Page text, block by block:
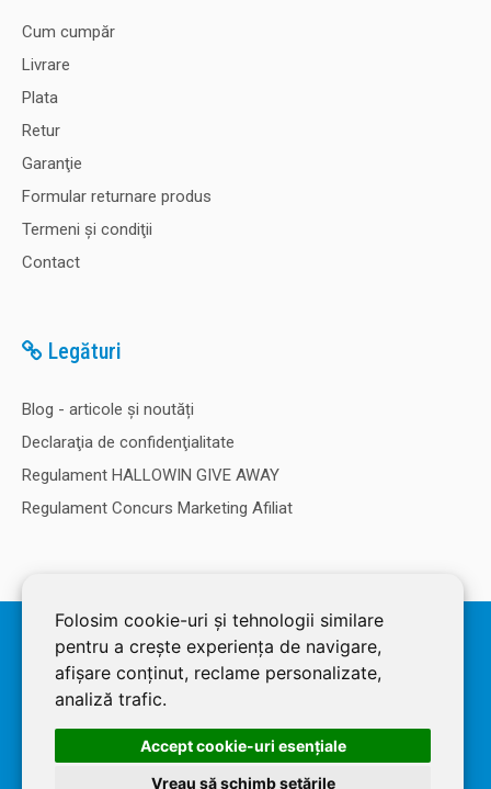
Folosim cookie-uri și tehnologii similare
pentru a crește experiența de navigare,
afișare conținut, reclame personalizate,
analiză trafic.
Accept cookie-uri esenţiale
Vreau să schimb setările
Cum cumpăr
Livrare
Plata
Retur
Garanţie
Formular returnare produs
Termeni şi condiţii
Contact
Legături
Blog - articole și noutăți
Declaraţia de confidenţialitate
Regulament HALLOWIN GIVE AWAY
Regulament Concurs Marketing Afiliat
© 2026 SOLDEC SRL, RO1822625, J12/4355/2005, Cap Social: 50.000
RON. Magazin dezvoltat de LiveCOM